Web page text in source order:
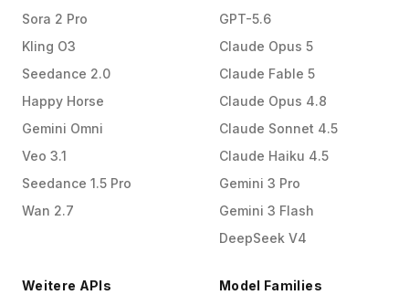
Sora 2 Pro
Kling O3
Seedance 2.0
Happy Horse
Gemini Omni
Veo 3.1
Seedance 1.5 Pro
Wan 2.7
GPT-5.6
Claude Opus 5
Claude Fable 5
Claude Opus 4.8
Claude Sonnet 4.5
Claude Haiku 4.5
Gemini 3 Pro
Gemini 3 Flash
DeepSeek V4
Weitere APIs Model Families